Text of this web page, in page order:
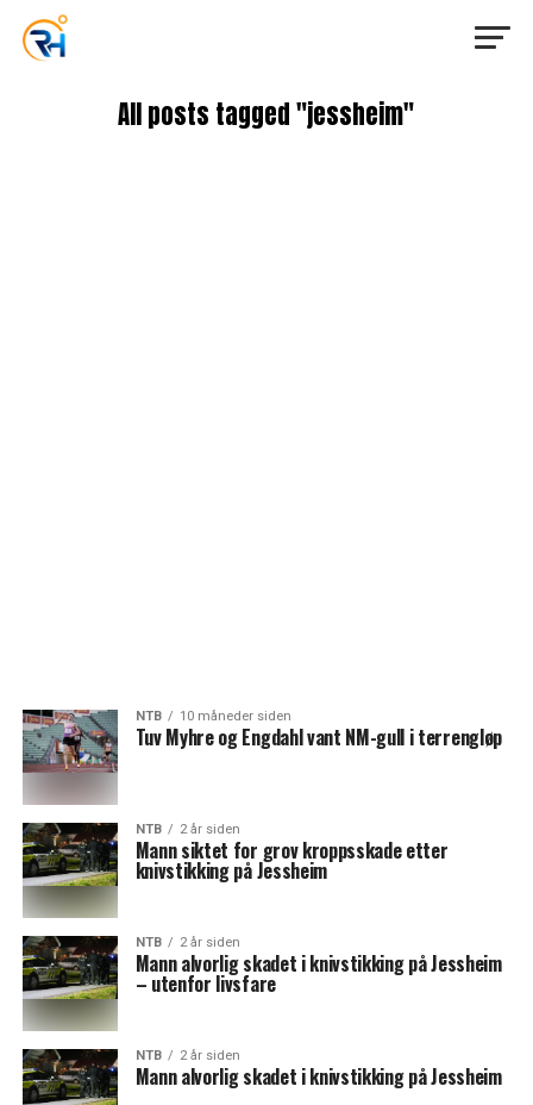
All posts tagged "jessheim"
NTB 10 måneder siden
Tuv Myhre og Engdahl vant NM-gull i terrengløp
NTB 2 år siden
Mann siktet for grov kroppsskade etter
knivstikking på Jessheim
NTB 2 år siden
Mann alvorlig skadet i knivstikking på Jessheim
– utenfor livsfare
NTB 2 år siden
Mann alvorlig skadet i knivstikking på Jessheim